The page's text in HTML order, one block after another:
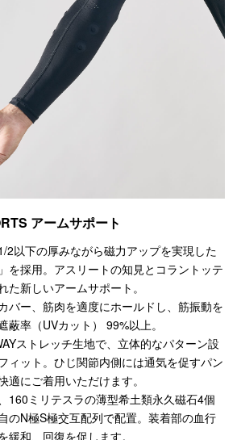
アームサポート
2以下の厚みながら磁力アップを実現した
を採用。アスリートの知見とコラントッテ
た新しいアームサポート。
バー、筋肉を適度にホールドし、筋振動を
蔽率（UVカット） 99%以上。
ストレッチ生地で、立体的なパターン設
ィット。ひじ関節内側には通気を促すパン
適にご着用いただけます。
160ミリテスラの薄型希土類永久磁石4個
のN極S極交互配列で配置。装着部の血行
緩和、回復を促します。